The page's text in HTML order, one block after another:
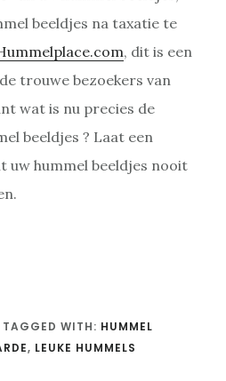
beeldjes na taxatie te
, dit is een
trouwe bezoekers van
wat is nu precies de
beeldjes ? Laat een
uw hummel beeldjes nooit
TAGGED WITH: HUMMEL
, LEUKE HUMMELS